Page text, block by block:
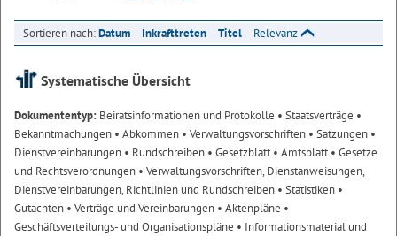
Sortieren nach:Datum Inkrafttreten Titel Relevanz
Systematische Übersicht
Dokumententyp: Beiratsinformationen und Protokolle • Staatsverträge •
Bekanntmachungen • Abkommen • Verwaltungsvorschriften • Satzungen •
Dienstvereinbarungen • Rundschreiben • Gesetzblatt• Amtsblatt• Gesetze
und Rechtsverordnungen • Verwaltungsvorschriften, Dienstanweisungen,
Dienstvereinbarungen, Richtlinien und Rundschreiben • Statistiken •
Gutachten • Verträge und Vereinbarungen • Aktenpläne •
Geschäftsverteilungs- und Organisationspläne • Informationsmaterial und